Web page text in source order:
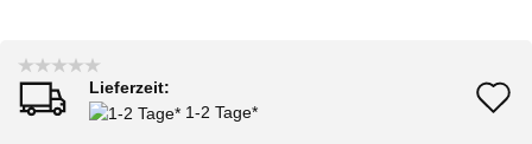
Lieferzeit:
1-2 Tage*